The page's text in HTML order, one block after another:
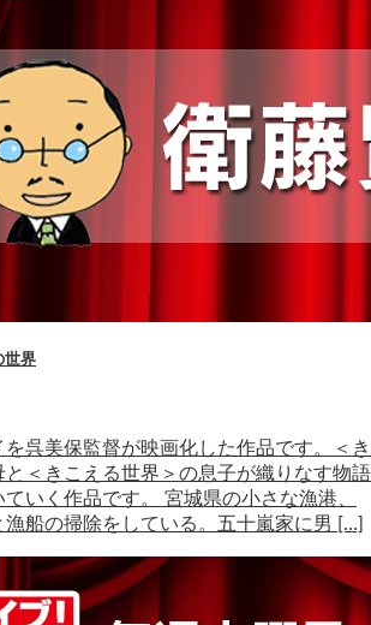
世界
呉美保監督が映画化した作品です。＜き
と＜きこえる世界＞の息子が織りなす物語
いく作品です。 宮城県の小さな漁港、
漁船の掃除をしている。五十嵐家に男 […]